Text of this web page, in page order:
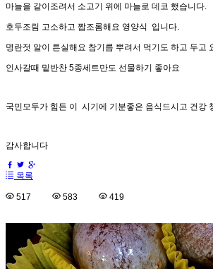
마늘을 같이조려서 소고기 위에 마늘로 데코 했습니다.
호두조림 고소하고 짭조롬해요 영양식 입니다.
명란젓 알이 튼실해요 참기름 뿌려서 먹기도 하고 두고
인사갈때 밑반찬 5종세트만도 선물하기 좋아요
국민모두가 힘든 이 시기에 기분좋은 음식드시고 건강
감사합니다
목록
517 583 419